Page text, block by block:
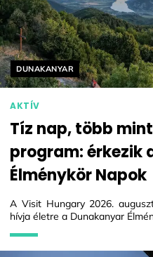
Helyszín címkék:
DUNAKANYAR
AKTÍV
Tíz nap, több
program: érkezik
Élménykör Napok
A Visit Hungary 2026.
hívja életre a Dunakanyar